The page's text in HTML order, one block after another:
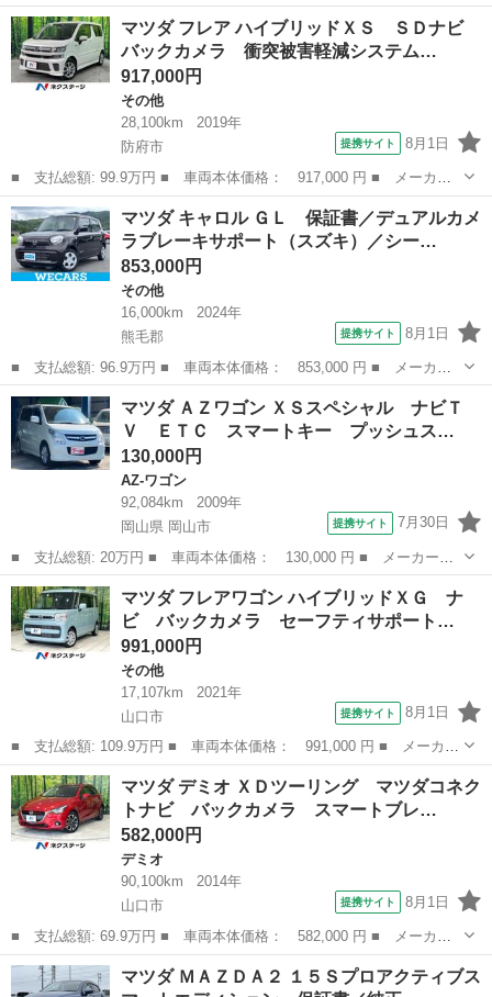
ー名： マツダ ■ 車種名： ＣＸ－８ ■ グレード名： ＸＤプロ
アクティブ ７人 マツダコネクトナビ フリップダウンモニター
全周囲カ...
山口 山口市 マツダ
マツダ フレア ハイブリッドＸＳ ＳＤナビ
バックカメラ 衝突被害軽減システム…
917,000円
その他
28,100km
2019年
防府市
提携サイト 8月1日
■ 支払総額: 99.9万円 ■ 車両本体価格： 917,000 円 ■ メーカー
名： マツダ ■ 車種名： フレア ■ グレード名： ハイブリッド
ＸＳ ＳＤナビ バックカメラ 衝突被害軽減システム ドラレコ
コーナーセン...
山口 防府市 その他
マツダ キャロル ＧＬ 保証書／デュアルカメ
ラブレーキサポート（スズキ）／シー…
853,000円
その他
16,000km
2024年
熊毛郡
提携サイト 8月1日
■ 支払総額: 96.9万円 ■ 車両本体価格： 853,000 円 ■ メーカー
名： マツダ ■ 車種名： キャロル ■ グレード名： ＧＬ 保証
書／デュアルカメラブレーキサポート（スズキ）／シートヒーター
運転席／車線...
山口 熊毛郡 その他
マツダ ＡＺワゴン ＸＳスペシャル ナビＴ
Ｖ ＥＴＣ スマートキー プッシュス…
130,000円
AZ-ワゴン
92,084km
2009年
岡山県 岡山市
提携サイト 7月30日
■ 支払総額: 20万円 ■ 車両本体価格： 130,000 円 ■ メーカー
名： マツダ ■ 車種名： ＡＺワゴン ■ グレード名： ＸＳスペ
シャル ナビＴＶ ＥＴＣ スマートキー プッシュスタート 電動
格納ドアミラー ...
岡山 岡山市 AZ-ワゴン
マツダ フレアワゴン ハイブリッドＸＧ ナ
ビ バックカメラ セーフティサポート…
991,000円
その他
17,107km
2021年
山口市
提携サイト 8月1日
■ 支払総額: 109.9万円 ■ 車両本体価格： 991,000 円 ■ メーカー
名： マツダ ■ 車種名： フレアワゴン ■ グレード名： ハイブ
リッドＸＧ ナビ バックカメラ セーフティサポート パーキング
センサーシ...
山口 山口市 その他
マツダ デミオ ＸＤツーリング マツダコネク
トナビ バックカメラ スマートブレ…
582,000円
デミオ
90,100km
2014年
山口市
提携サイト 8月1日
■ 支払総額: 69.9万円 ■ 車両本体価格： 582,000 円 ■ メーカー
名： マツダ ■ 車種名： デミオ ■ グレード名： ＸＤツーリン
グ マツダコネクトナビ バックカメラ スマートブレーキサポー
山口 山口市 デミオ
マツダ ＭＡＺＤＡ２ １５Ｓプロアクティブス